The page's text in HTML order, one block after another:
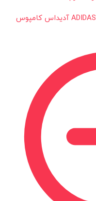
کفش و کتانی مردانه مدل ADIDAS_CAMPUS آدیداس کامپوس